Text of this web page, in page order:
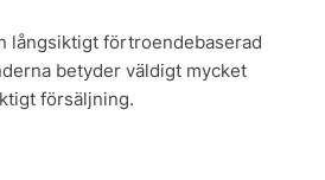
långsiktigt förtroendebaserad
betyder väldigt mycket
försäljning.